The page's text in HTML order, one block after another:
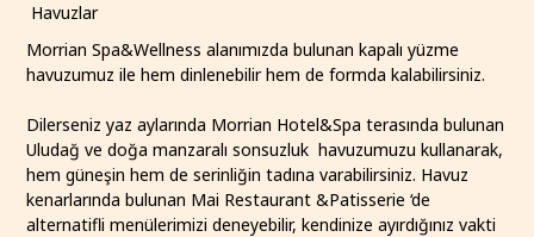
Havuzlar
Morrian Spa&Wellness alanımızda bulunan kapalı yüzme
havuzumuz ile hem dinlenebilir hem de formda kalabilirsiniz.
Dilerseniz yaz aylarında Morrian Hotel&Spa terasında bulunan
Uludağ ve doğa manzaralı sonsuzluk havuzumuzu kullanarak,
hem güneşin hem de serinliğin tadına varabilirsiniz. Havuz
kenarlarında bulunan Mai Restaurant &Patisserie ‘de
alternatifli menülerimizi deneyebilir, kendinize ayırdığınız vakti